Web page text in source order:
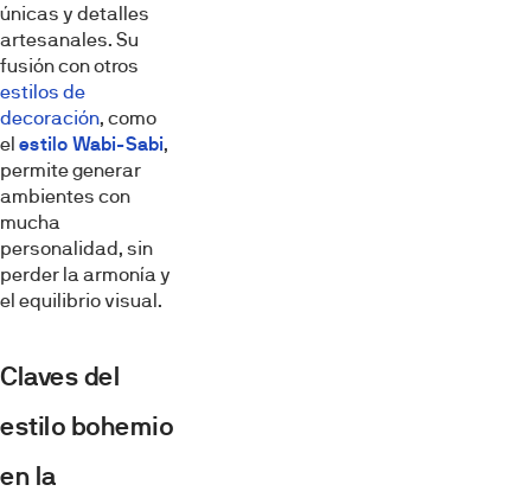
únicas y detalles
artesanales. Su
fusión con otros
estilos de
decoración, como
el estilo Wabi-Sabi,
permite generar
ambientes con
mucha
personalidad, sin
perder la armonía y
el equilibrio visual.
Claves del
estilo bohemio
en la